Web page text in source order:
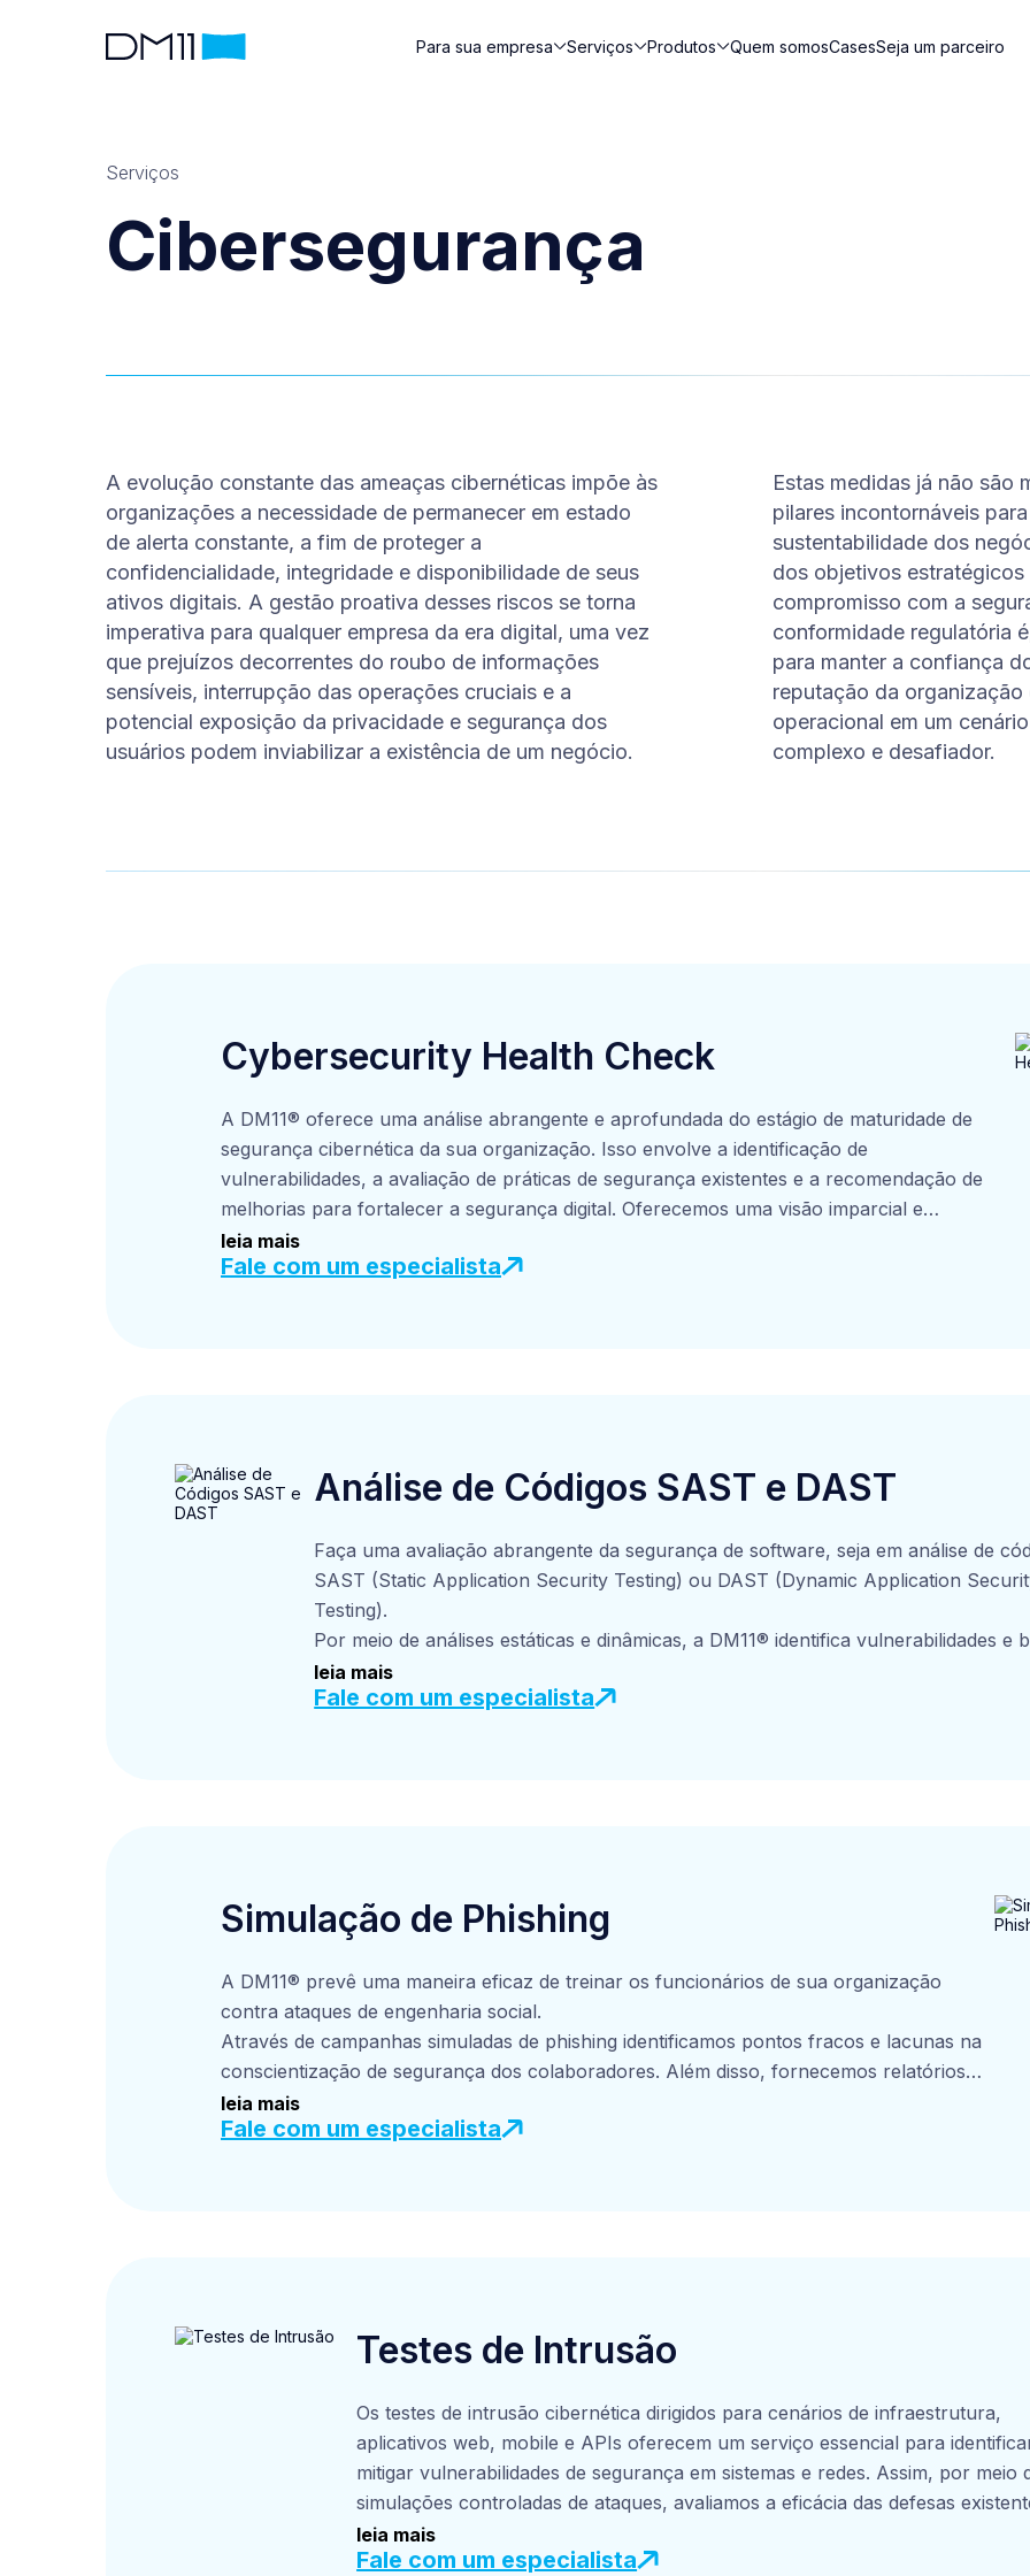
Para sua empresa Serviços Produtos Quem somosCasesSeja um parceiro
Serviços
Cibersegurança
A evolução constante das ameaças cibernéticas impõe às
organizações a necessidade de permanecer em estado
de alerta constante, a fim de proteger a
confidencialidade, integridade e disponibilidade de seus
ativos digitais. A gestão proativa desses riscos se torna
imperativa para qualquer empresa da era digital, uma vez
que prejuízos decorrentes do roubo de informações
sensíveis, interrupção das operações cruciais e a
potencial exposição da privacidade e segurança dos
usuários podem inviabilizar a existência de um negócio.
Estas medidas já não são
pilares incontornáveis
sustentabilidade dos
dos objetivos
compromisso com a
conformidade regulatória
para manter a confiança
reputação da organização
operacional em um
complexo e desafiador.
Cybersecurity Health Check
A DM11® oferece uma análise abrangente e aprofundada do estágio de maturidade de
segurança cibernética da sua organização. Isso envolve a identificação de
vulnerabilidades, a avaliação de práticas de segurança existentes e a recomendação de
melhorias para fortalecer a segurança digital. Oferecemos uma visão imparcial e
especializada, ajudando sua empresa a compreender e mitigar os riscos de segurança,
além de implementar as melhores práticas alinhadas a necessidades de conformidade com
leia mais
Fale com um especialista
Análise de Códigos SAST e DAST
Faça uma avaliação abrangente da segurança de software, seja em análise de
SAST (Static Application Security Testing) ou DAST (Dynamic Application
Testing).
Por meio de análises estáticas e dinâmicas, a DM11® identifica vulnerabilidades e
de segurança em aplicações mobile ou web-based, ajudando sua empresa a
esses problemas antes que se tornem ameaças reais. O trabalho pode considerar
leia mais
Fale com um especialista
Simulação de Phishing
A DM11® prevê uma maneira eficaz de treinar os funcionários de sua organização
contra ataques de engenharia social.
Através de campanhas simuladas de phishing identificamos pontos fracos e lacunas na
conscientização de segurança dos colaboradores. Além disso, fornecemos relatórios
detalhados sobre o desempenho dos usuários, destacando áreas que necessitam de
melhorias. Com base nesses insights, são dirigidos treinamentos personalizados, dicas e
leia mais
Fale com um especialista
Testes de Intrusão
Os testes de intrusão cibernética dirigidos para cenários de infraestrutura,
aplicativos web, mobile e APIs oferecem um serviço essencial para
mitigar vulnerabilidades de segurança em sistemas e redes. Assim, por meio
simulações controladas de ataques, avaliamos a eficácia das defesas
identificamos pontos fracos e fornecemos recomendações para aprimorar a
segurança.
leia mais
Fale com um especialista